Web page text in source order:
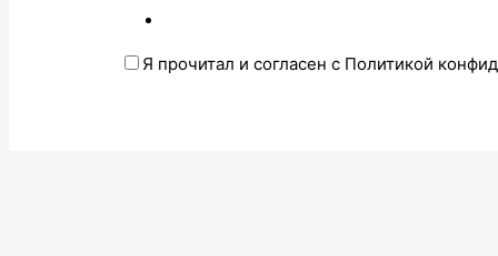
Я прочитал и согласен с Политикой